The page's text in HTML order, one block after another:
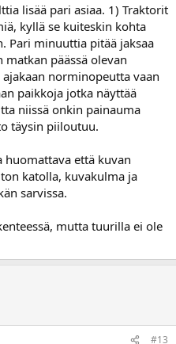
lisää pari asiaa. 1) Traktorit
kyllä se kuiteskin kohta
Pari minuuttia pitää jaksaa
päässä olevan
norminopeutta vaan
paikkoja jotka näyttää
niissä onkin painauma
täysin piiloutuu.
huomattava että kuvan
katolla, kuvakulma ja
sarvissa.
mutta tuurilla ei ole
#13